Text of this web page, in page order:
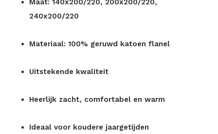
Maat: 140x200/220, 200x200/220,
240x200/220
Materiaal: 100% geruwd katoen flanel
Uitstekende kwaliteit
Heerlijk zacht, comfortabel en warm
Ideaal voor koudere jaargetijden